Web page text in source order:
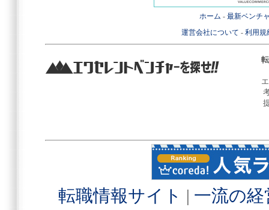
ホーム - 最新ベンチ
運営会社について - 利用規
転職情報サイト | 一流の